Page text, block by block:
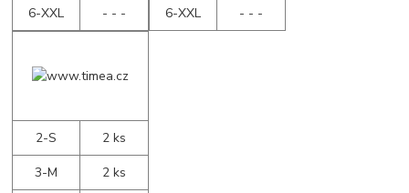
6-XXL
- - -
6-XXL
- - -
2-S
2 ks
3-M
2 ks